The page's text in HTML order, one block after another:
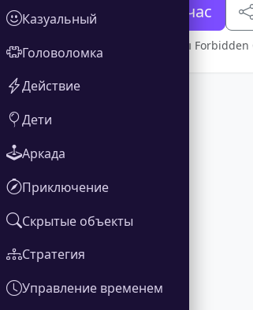
Скачать сейчас
Полная версия игры Forbidden
Казуальный
Головоломка
Действие
Дети
Аркада
Приключение
Скрытые объекты
Стратегия
Управление временем